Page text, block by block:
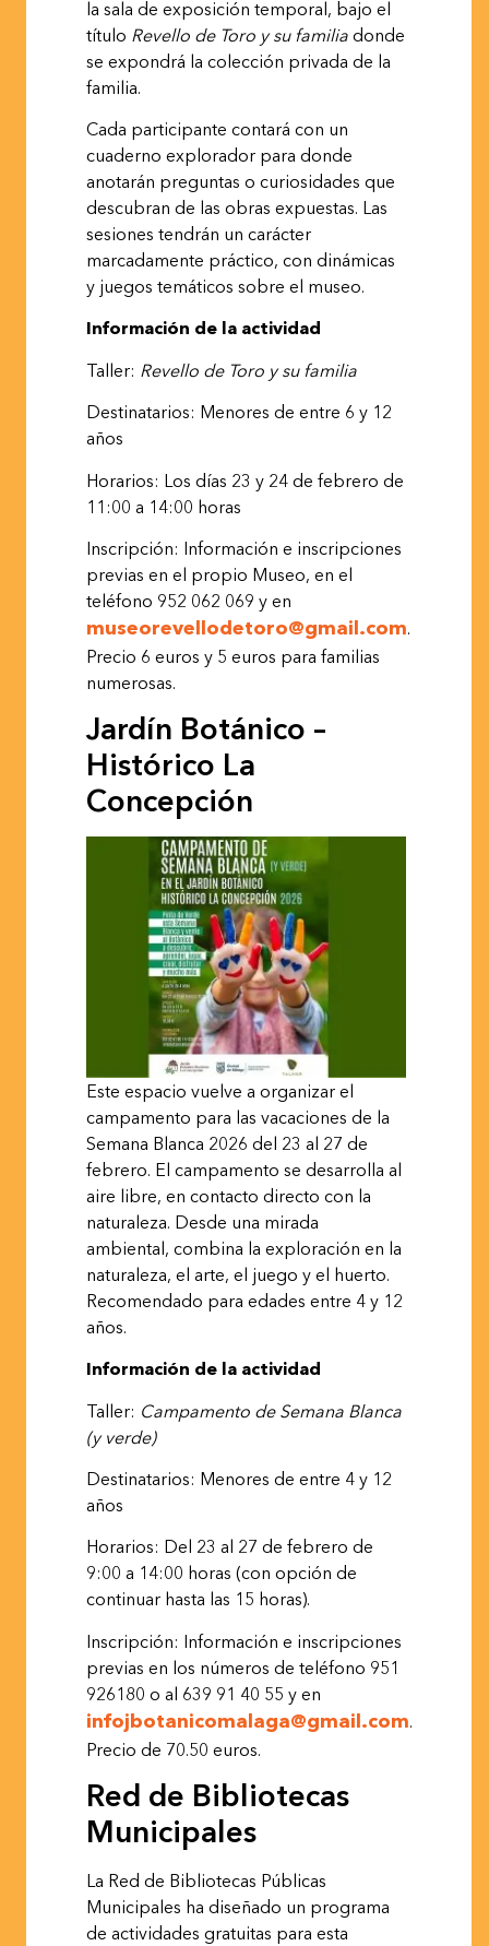
la sala de exposición temporal, bajo el
título Revello de Toro y su familia donde
se expondrá la colección privada de la
familia.
Cada participante contará con un
cuaderno explorador para donde
anotarán preguntas o curiosidades que
descubran de las obras expuestas. Las
sesiones tendrán un carácter
marcadamente práctico, con dinámicas
y juegos temáticos sobre el museo.
Información de la actividad
Taller: Revello de Toro y su familia
Destinatarios: Menores de entre 6 y 12
años
Horarios: Los días 23 y 24 de febrero de
11:00 a 14:00 horas
Inscripción: Información e inscripciones
previas en el propio Museo, en el
teléfono 952 062 069 y en
museorevellodetoro@gmail.com.
Precio 6 euros y 5 euros para familias
numerosas.
Jardín Botánico –
Histórico La
Concepción
Este espacio vuelve a organizar el
campamento para las vacaciones de la
Semana Blanca 2026 del 23 al 27 de
febrero. El campamento se desarrolla al
aire libre, en contacto directo con la
naturaleza. Desde una mirada
ambiental, combina la exploración en la
naturaleza, el arte, el juego y el huerto.
Recomendado para edades entre 4 y 12
años.
Información de la actividad
Taller: Campamento de Semana Blanca
(y verde)
Destinatarios: Menores de entre 4 y 12
años
Horarios: Del 23 al 27 de febrero de
9:00 a 14:00 horas (con opción de
continuar hasta las 15 horas).
Inscripción: Información e inscripciones
previas en los números de teléfono 951
926180 o al 639 91 40 55 y en
infojbotanicomalaga@gmail.com.
Precio de 70.50 euros.
Red de Bibliotecas
Municipales
La Red de Bibliotecas Públicas
Municipales ha diseñado un programa
de actividades gratuitas para esta